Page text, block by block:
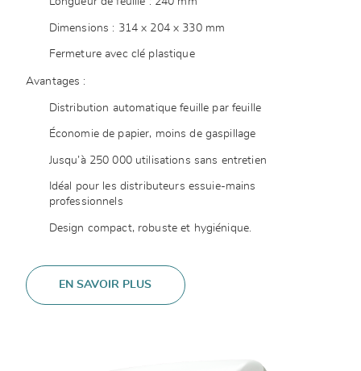
Dimensions : 314 x 204 x 330 mm
Fermeture avec clé plastique
Avantages :
Distribution automatique feuille par feuille
Économie de papier, moins de gaspillage
Jusqu’à 250 000 utilisations sans entretien
Idéal pour les distributeurs essuie-mains
professionnels
Design compact, robuste et hygiénique.
EN SAVOIR PLUS